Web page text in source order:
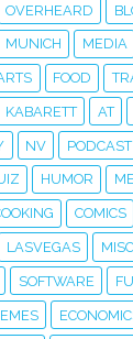
OVERHEARD
MUNICH MEDIA
FOOD
KABARETT AT
NV PODCAST
HUMOR
COMICS
LASVEGAS
SOFTWARE